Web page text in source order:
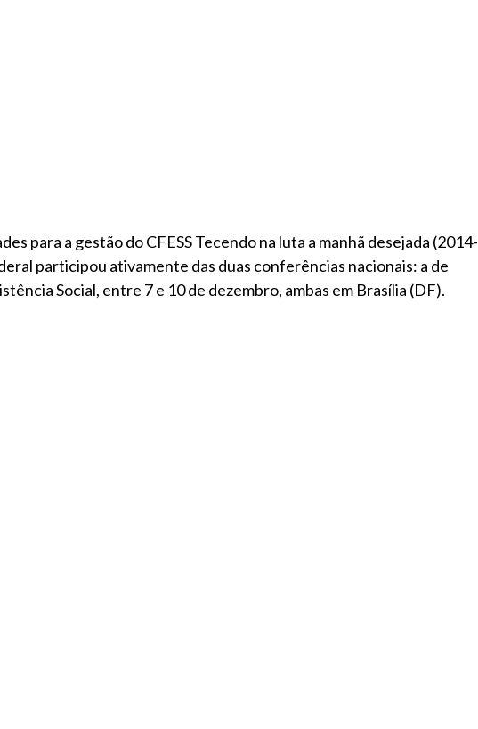
para a gestão do CFESS Tecendo na luta a manhã desejada (2014-
participou ativamente das duas conferências nacionais: a de
Social, entre 7 e 10 de dezembro, ambas em Brasília (DF).